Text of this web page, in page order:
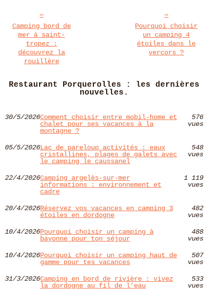
Camping bord de
mer à saint-
tropez :
découvrez la
rouillère
Pourquoi choisir
un camping 4
étoiles dans le
vercors ?
Restaurant Porquerolles : les dernières
nouvelles.
30/5/2026Comment choisir entre mobil-home et
chalet pour ses vacances à la
montagne ?
576
vues
05/5/2026Lac de pareloup activités : eaux
cristallines, plages de galets avec
le camping le caussanel
548
vues
22/4/2026Camping argelès-sur-mer
informations : environnement et
cadre
1 119
vues
20/4/2026Réservez vos vacances en camping 3
étoiles en dordogne
482
vues
10/4/2026Pourquoi choisir un camping à
bayonne pour ton séjour
488
vues
10/4/2026Pourquoi choisir un camping haut de
gamme pour tes vacances
507
vues
31/3/2026Camping en bord de rivière : vivez
la dordogne au fil de l’eau
533
vues